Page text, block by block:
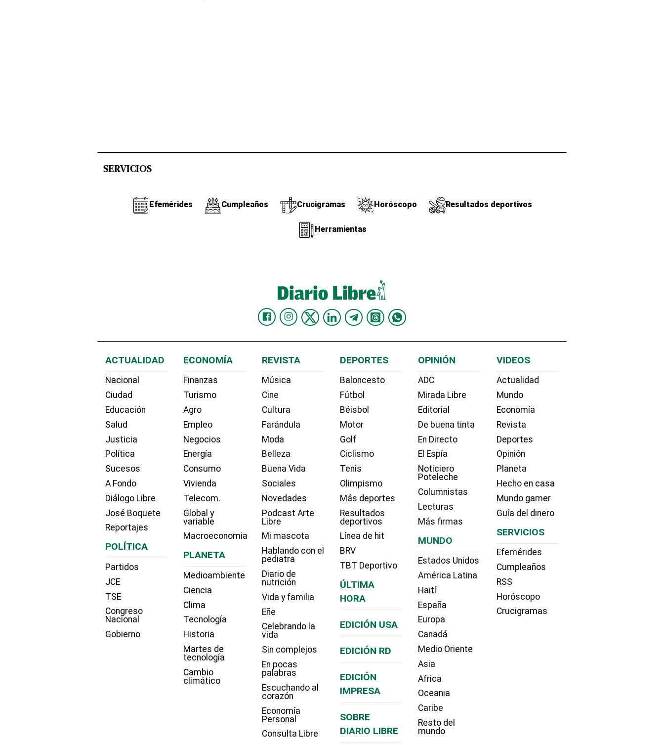
SERVICIOS
Efemérides Cumpleaños Crucigramas Horóscopo Resultados deportivos
Herramientas
ACTUALIDAD
Nacional
Ciudad
Educación
Salud
Justicia
Política
Sucesos
A Fondo
Diálogo Libre
José Boquete
Reportajes
POLÍTICA
Partidos
JCE
TSE
Congreso
Nacional
Gobierno
ECONOMÍA
Finanzas
Turismo
Agro
Empleo
Negocios
Energía
Consumo
Vivienda
Telecom.
Global y
variable
Macroeconomia
PLANETA
Medioambiente
Ciencia
Clima
Tecnología
Historia
Martes de
tecnología
Cambio
climático
REVISTA
Música
Cine
Cultura
Farándula
Moda
Belleza
Buena Vida
Sociales
Novedades
Podcast Arte
Libre
Mi mascota
Hablando con el
pediatra
Diario de
nutrición
Vida y familia
Eñe
Celebrando la
vida
Sin complejos
En pocas
palabras
Escuchando al
corazón
Economía
Personal
Consulta Libre
DEPORTES
Baloncesto
Fútbol
Béisbol
Motor
Golf
Ciclismo
Tenis
Olimpismo
Más deportes
Resultados
deportivos
Línea de hit
BRV
TBT Deportivo
ÚLTIMA
HORA
EDICIÓN USA
EDICIÓN RD
EDICIÓN
IMPRESA
SOBRE
DIARIO LIBRE
OPINIÓN
ADC
Mirada Libre
Editorial
De buena tinta
En Directo
El Espía
Noticiero
Poteleche
Columnistas
Lecturas
Más firmas
MUNDO
Estados Unidos
América Latina
Haití
España
Europa
Canadá
Medio Oriente
Asia
Africa
Oceania
Caribe
Resto del
mundo
VIDEOS
Actualidad
Mundo
Economía
Revista
Deportes
Opinión
Planeta
Hecho en casa
Mundo gamer
Guía del dinero
SERVICIOS
Efemérides
Cumpleaños
RSS
Horóscopo
Crucigramas